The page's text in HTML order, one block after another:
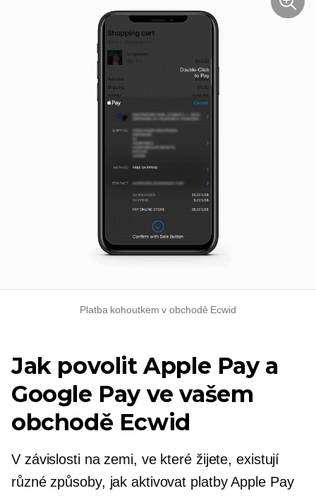
Platba kohoutkem v obchodě Ecwid
Jak povolit Apple Pay a
Google Pay ve vašem
obchodě Ecwid
V závislosti na zemi, ve které žijete, existují
různé způsoby, jak aktivovat platby Apple Pay